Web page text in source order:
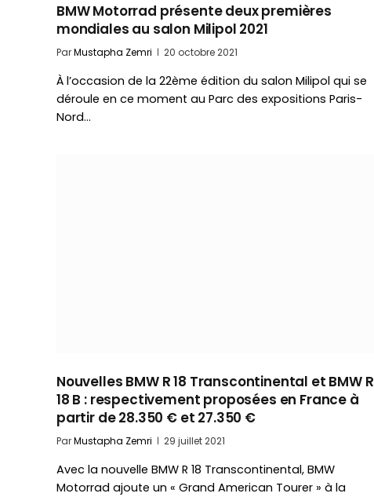
BMW Motorrad présente deux premières
mondiales au salon Milipol 2021
ParMustapha Zemri 20 octobre 2021
À l’occasion de la 22ème édition du salon Milipol qui se
déroule en ce moment au Parc des expositions Paris-
Nord…
Nouvelles BMW R 18 Transcontinental et BMW R
18 B : respectivement proposées en France à
partir de 28.350 € et 27.350 €
ParMustapha Zemri 29 juillet 2021
Avec la nouvelle BMW R 18 Transcontinental, BMW
Motorrad ajoute un « Grand American Tourer » à la